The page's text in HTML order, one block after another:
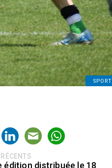
SPORT
édition distribuée le 18